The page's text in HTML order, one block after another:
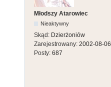
Młodszy Atarowiec
Nieaktywny
Skąd: Dzierżoniów
Zarejestrowany: 2002-08-06
Posty: 687